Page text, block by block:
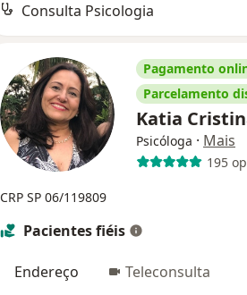
Consulta Psicologia
Pagamento
Parcelamento
Katia
Psicóloga · Mais
195
CRP SP 06/119809
Pacientes fiéis
Endereço Teleconsulta